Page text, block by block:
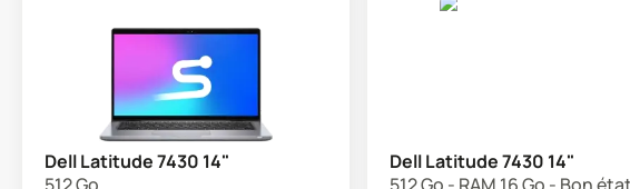
Dell Latitude 7430 14"
Dell Latitude 7430 14"